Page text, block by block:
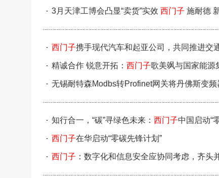
3月天津工博会凸显“卖货”实效 西门子 施耐德
西门子携手现代汽车和起亚公司，共同推进交
精诚合作 锐意开拓： 西门子歌美飒与国家能源
解备忘录
无锡耐特森Modbs转Profinet网关将丹佛斯变频
知行合一，“碳”寻绿色未来： 西门子中国启动“
西门子在华启动“零碳先锋计划”
西门子 ：数字化和信息安全应协同考虑，齐头